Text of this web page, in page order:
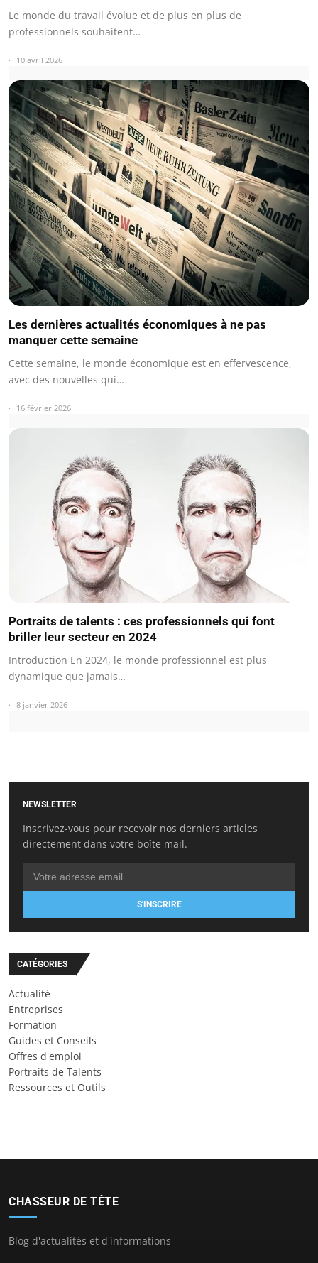
Le monde du travail évolue et de plus en plus de
professionnels souhaitent…
10 avril 2026
Les dernières actualités économiques à ne pas
manquer cette semaine
Cette semaine, le monde économique est en effervescence,
avec des nouvelles qui…
16 février 2026
Portraits de talents : ces professionnels qui font
briller leur secteur en 2024
Introduction En 2024, le monde professionnel est plus
dynamique que jamais…
8 janvier 2026
NEWSLETTER
Inscrivez-vous pour recevoir nos derniers articles
directement dans votre boîte mail.
S'INSCRIRE
CATÉGORIES
Actualité
Entreprises
Formation
Guides et Conseils
Offres d'emploi
Portraits de Talents
Ressources et Outils
CHASSEUR DE TÊTE
Blog d'actualités et d'informations